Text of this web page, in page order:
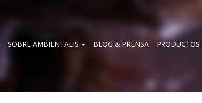
SOBRE AMBIENTALIS BLOG & PRENSA PRODUCTOS